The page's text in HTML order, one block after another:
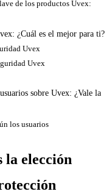
de los productos Uvex:
¿Cuál es el mejor para ti?
Uvex
Uvex
sobre Uvex: ¿Vale la
los usuarios
la elección